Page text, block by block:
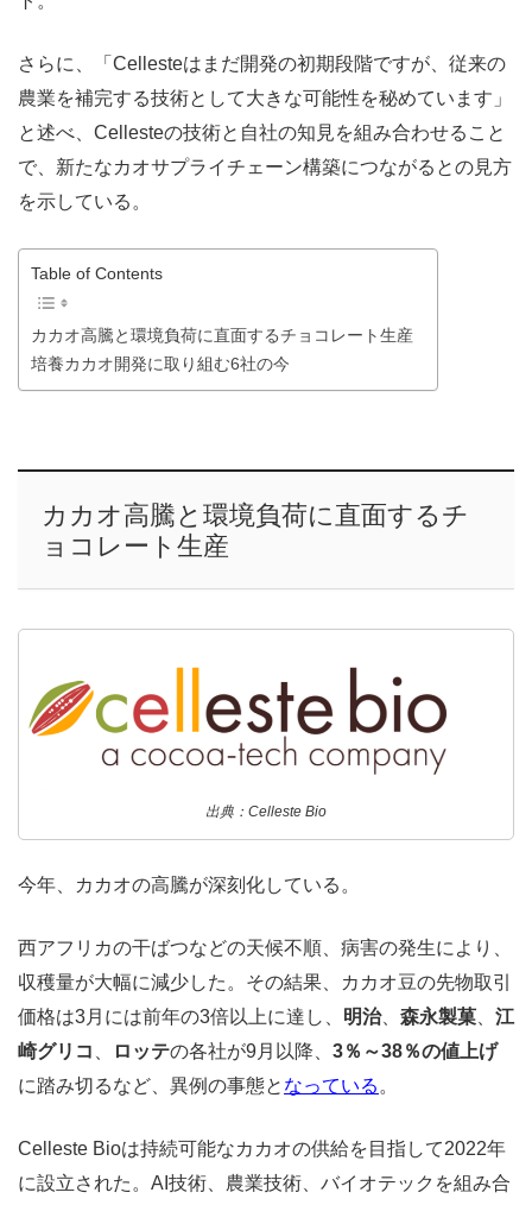
さらに、「Cellesteはまだ開発の初期段階ですが、従来の
農業を補完する技術として大きな可能性を秘めています」
と述べ、Cellesteの技術と自社の知見を組み合わせること
で、新たなカオサプライチェーン構築につながるとの見方
を示している。
Table of Contents
カカオ高騰と環境負荷に直面するチョコレート生産
培養カカオ開発に取り組む6社の今
カカオ高騰と環境負荷に直面するチ
ョコレート生産
出典：Celleste Bio
今年、カカオの高騰が深刻化している。
西アフリカの干ばつなどの天候不順、病害の発生により、
収穫量が大幅に減少した。その結果、カカオ豆の先物取引
価格は3月には前年の3倍以上に達し、 明治、 森永製菓
江
崎グリコ
ロッテの各社が9月以降、 3％～38％の値上げ
に踏み切るなど、異例の事態と なっている 。
Celleste Bioは持続可能なカカオの供給を目指して2022年
に設立された。AI技術、農業技術、バイオテックを組み合